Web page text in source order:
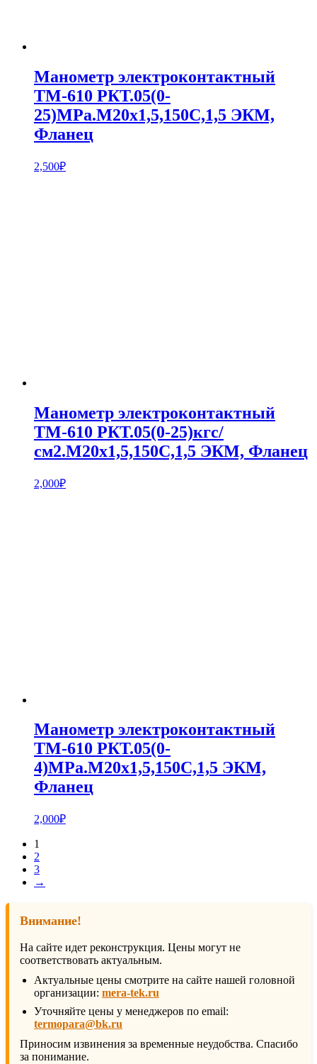
Манометр электроконтактный
ТМ-610 РКТ.05(0-
25)MPa.М20х1,5,150С,1,5 ЭКМ,
Фланец
2,500₽
Манометр электроконтактный
ТМ-610 РКТ.05(0-25)кгс/
см2.М20х1,5,150С,1,5 ЭКМ, Фланец
2,000₽
Манометр электроконтактный
ТМ-610 РКТ.05(0-
4)MPa.М20х1,5,150С,1,5 ЭКМ,
Фланец
2,000₽
1
2
3
→
Внимание!
На сайте идет реконструкция. Цены могут не
соответствовать актуальным.
Актуальные цены смотрите на сайте нашей головной
организации: mera-tek.ru
Уточняйте цены у менеджеров по email:
termopara@bk.ru
Приносим извинения за временные неудобства. Спасибо
за понимание.